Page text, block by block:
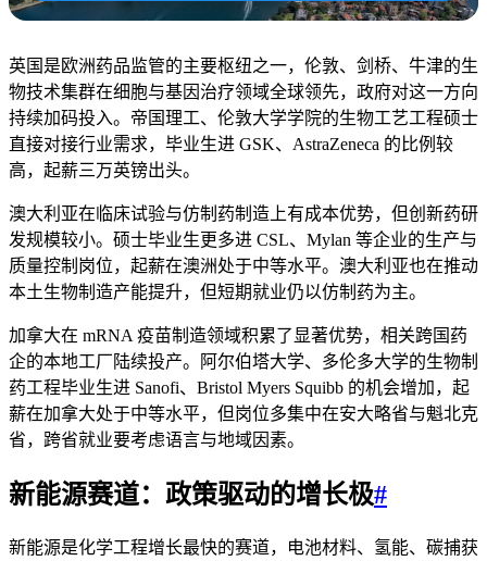
英国是欧洲药品监管的主要枢纽之一，伦敦、剑桥、牛津的生
物技术集群在细胞与基因治疗领域全球领先，政府对这一方向
持续加码投入。帝国理工、伦敦大学学院的生物工艺工程硕士
直接对接行业需求，毕业生进 GSK、AstraZeneca 的比例较
高，起薪三万英镑出头。
澳大利亚在临床试验与仿制药制造上有成本优势，但创新药研
发规模较小。硕士毕业生更多进 CSL、Mylan 等企业的生产与
质量控制岗位，起薪在澳洲处于中等水平。澳大利亚也在推动
本土生物制造产能提升，但短期就业仍以仿制药为主。
加拿大在 mRNA 疫苗制造领域积累了显著优势，相关跨国药
企的本地工厂陆续投产。阿尔伯塔大学、多伦多大学的生物制
药工程毕业生进 Sanofi、Bristol Myers Squibb 的机会增加，起
薪在加拿大处于中等水平，但岗位多集中在安大略省与魁北克
省，跨省就业要考虑语言与地域因素。
新能源赛道：政策驱动的增长极#
新能源是化学工程增长最快的赛道，电池材料、氢能、碳捕获